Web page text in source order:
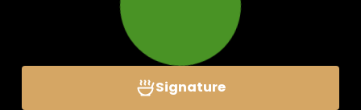
Signature